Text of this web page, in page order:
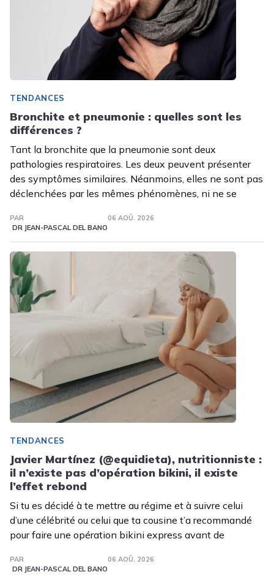
TENDANCES
Bronchite et pneumonie : quelles sont les
différences ?
Tant la bronchite que la pneumonie sont deux
pathologies respiratoires. Les deux peuvent présenter
des symptômes similaires. Néanmoins, elles ne sont pas
déclenchées par les mêmes phénomènes, ni ne se
PAR
DR JEAN-PASCAL DEL BANO
06 AOÛ. 2026
TENDANCES
Javier Martínez (@equidieta), nutritionniste :
il n’existe pas d’opération bikini, il existe
l’effet rebond
Si tu es décidé à te mettre au régime et à suivre celui
d’une célébrité ou celui que ta cousine t’a recommandé
pour faire une opération bikini express avant de
PAR
DR JEAN-PASCAL DEL BANO
06 AOÛ. 2026